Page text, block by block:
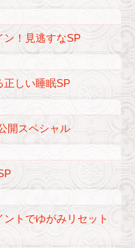
ン！見逃すなSP
正しい睡眠SP
開スペシャル
トでゆがみリセット